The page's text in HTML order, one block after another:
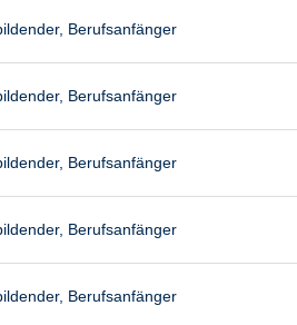
Berufsanfänger
Berufsanfänger
Berufsanfänger
Berufsanfänger
Berufsanfänger